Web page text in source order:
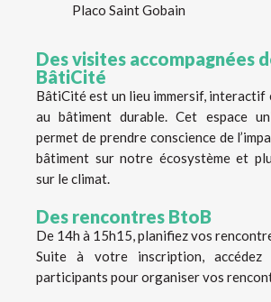
Placo Saint Gobain
Des visites accompagnées
BâtiCité
BâtiCité est un lieu immersif,
au bâtiment durable. Cet espace
permet de prendre conscience de
bâtiment sur notre écosystème et
sur le climat.
Des rencontres BtoB
De 14h à 15h15, planifiez vos
Suite à votre inscription,
participants pour organiser vos